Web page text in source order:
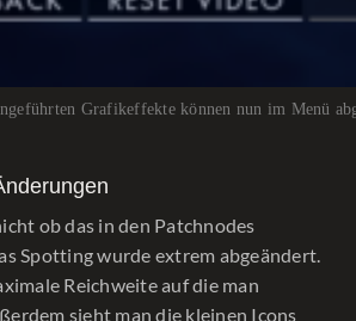
Grafikeffekte können nun im Menü
ob das in den Patchnodes
Spotting wurde extrem abgeändert.
Reichweite auf die man
sieht man die kleinen Icons